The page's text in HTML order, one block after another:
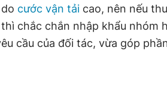
cước vận tải cao, nên nếu
chắc chắn nhập khẩu nhóm
cầu của đối tác, vừa góp